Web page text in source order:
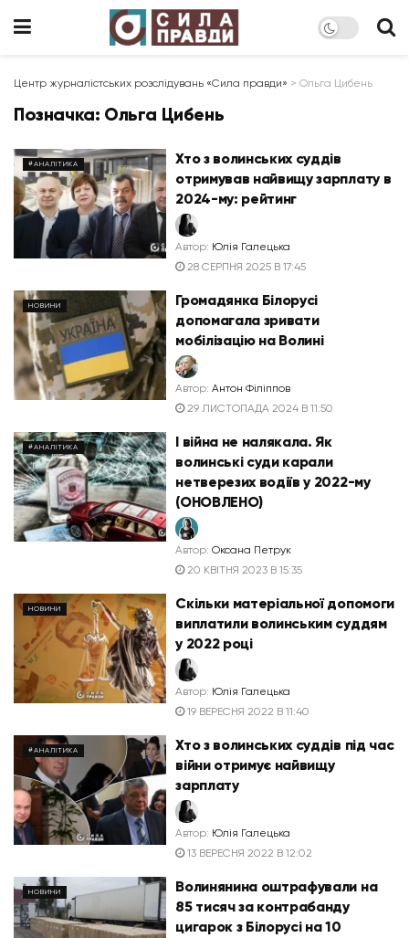
Центр журналістських розслідувань «Сила правди» > Ольга Цибень
Позначка: Ольга Цибень
#АНАЛІТИКА
Хто з волинських суддів
отримував найвищу зарплату в
2024-му: рейтинг
Автор: Юлія Галецька
28 СЕРПНЯ 2025 В 17:45
НОВИНИ
Громадянка Білорусі
допомагала зривати
мобілізацію на Волині
Автор: Антон Філіппов
29 ЛИСТОПАДА 2024 В 11:50
#АНАЛІТИКА
І війна не налякала. Як
волинські суди карали
нетверезих водіїв у 2022-му
(ОНОВЛЕНО)
Автор: Оксана Петрук
20 КВІТНЯ 2023 В 15:35
НОВИНИ
Скільки матеріальної допомоги
виплатили волинським суддям
у 2022 році
Автор: Юлія Галецька
19 ВЕРЕСНЯ 2022 В 11:40
#АНАЛІТИКА
Хто з волинських суддів під час
війни отримує найвищу
зарплату
Автор: Юлія Галецька
13 ВЕРЕСНЯ 2022 В 12:02
НОВИНИ
Волинянина оштрафували на
85 тисяч за контрабанду
цигарок з Білорусі на 10